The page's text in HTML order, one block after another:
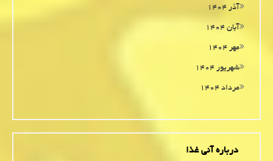
آذر ۱۴۰۴
آبان ۱۴۰۴
مهر ۱۴۰۴
شهریور ۱۴۰۴
مرداد ۱۴۰۴
درباره آنی غذا